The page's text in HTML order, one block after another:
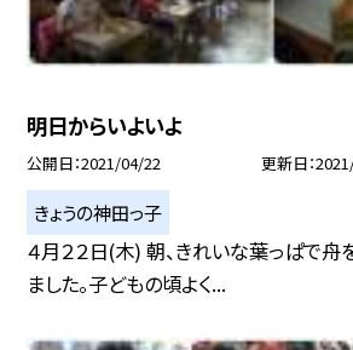
明日からいよいよ
公開日 2021/04/22 更新日
きょうの神田っ子
４月２２日(木) 朝、きれいな葉っぱで舟
ました。子どもの頃よく...